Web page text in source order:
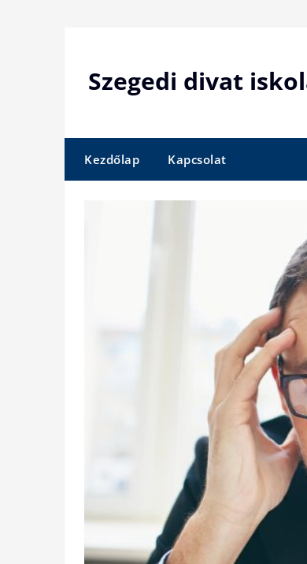
Szegedi divat
Kezdőlap Kapcsolat